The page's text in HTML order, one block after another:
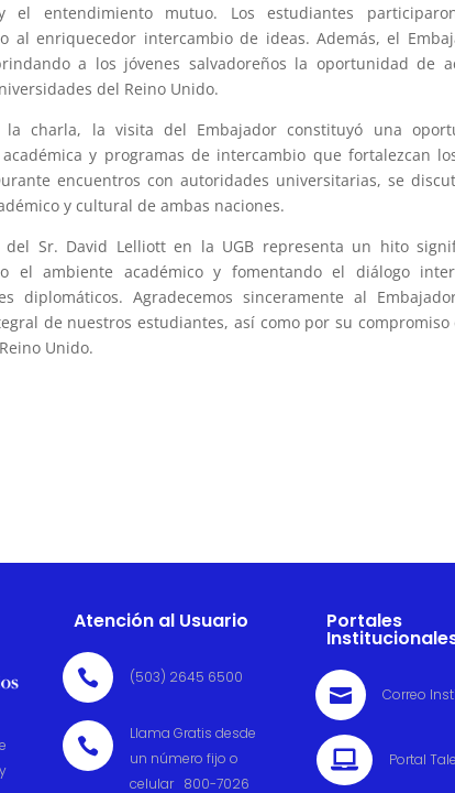
entendimiento mutuo. Los estudiantes
al enriquecedor intercambio de ideas. Además, el
a los jóvenes salvadoreños la oportunidad de
del Reino Unido.
charla, la visita del Embajador constituyó una
y programas de intercambio que fortalezcan
encuentros con autoridades universitarias, se
y cultural de ambas naciones.
del Sr. David Lelliott en la UGB representa un hito
el ambiente académico y fomentando el diálogo
diplomáticos. Agradecemos sinceramente al
de nuestros estudiantes, así como por su
Unido.
Atención al Usuario
 (503) 2645 6500

Llama Gratis desde
un número fijo o
celular 800-7026
Portales
 Correo
 Portal